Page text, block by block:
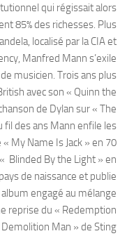
qui régissait alors
85% des richesses. Plus
localisé par la CIA et
Manfred Mann s’exile
musicien. Trois ans plus
avec son « Quinn the
de Dylan sur « The
fil des ans Mann enfile les
My Name Is Jack » en 70
Blinded By the Light » en
de naissance et publie
engagé au mélange
reprise du « Redemption
Man » de Sting